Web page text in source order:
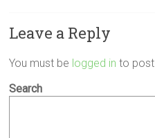
Leave a Reply
You must be logged in to
Search